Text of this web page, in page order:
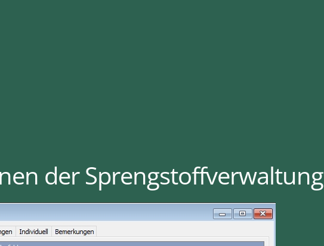
der Sprengstoffverwaltung